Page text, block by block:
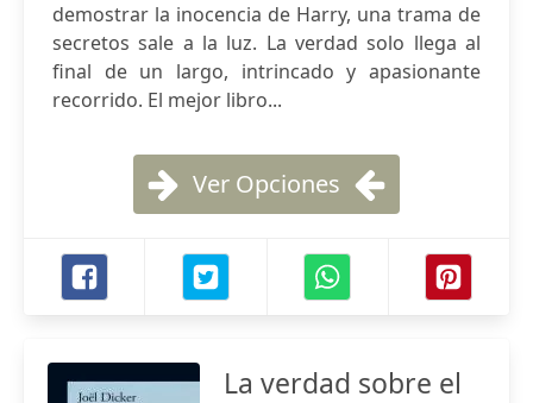
demostrar la inocencia de Harry, una trama de
secretos sale a la luz. La verdad solo llega al
final de un largo, intrincado y apasionante
recorrido. El mejor libro...
Ver Opciones
La verdad sobre el